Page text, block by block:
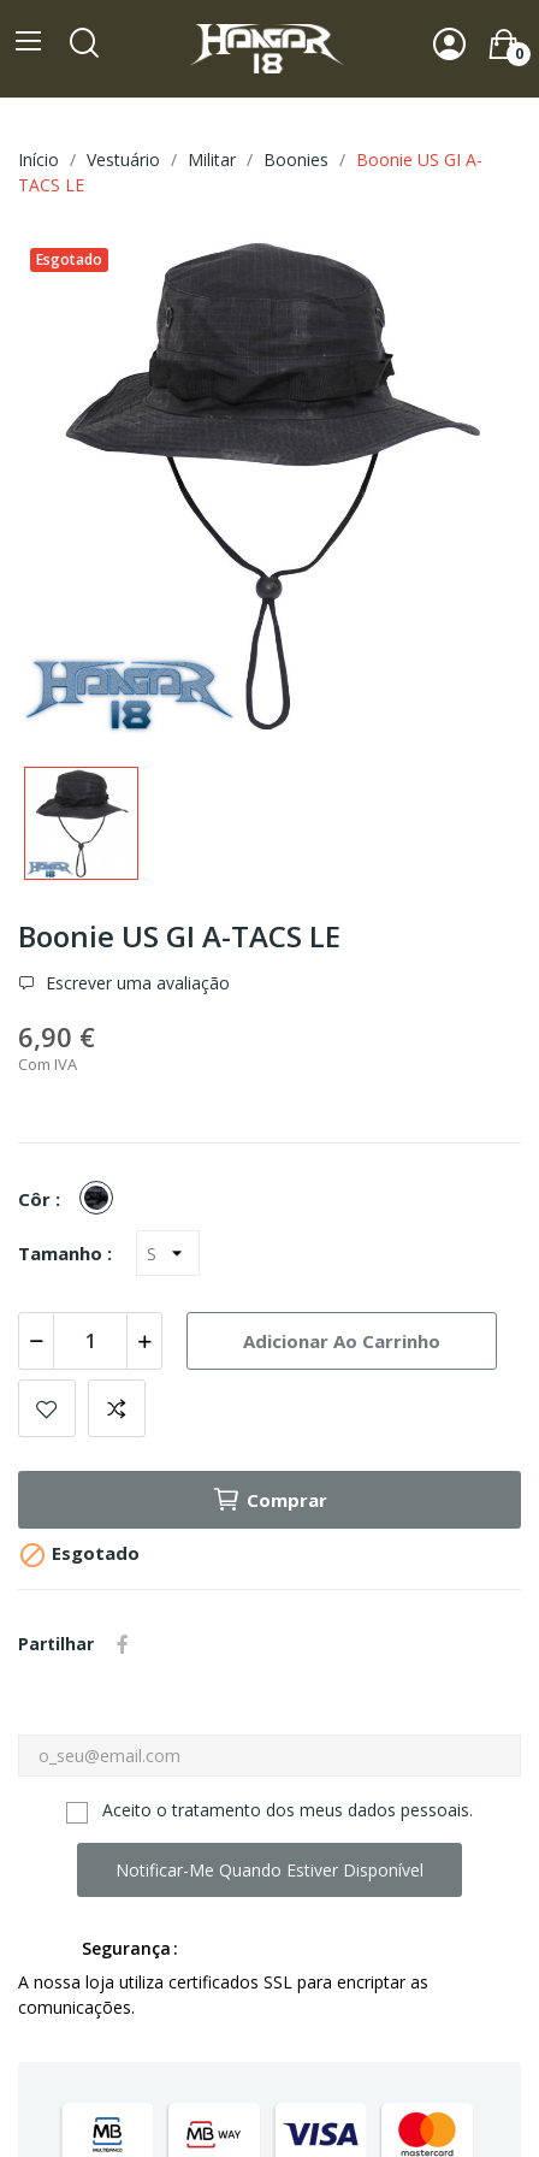
0
Início Vestuário Militar Boonies
Boonie US GI A-
TACS LE
Esgotado
Boonie US GI A-TACS LE
Escrever uma avaliação
6,90 €
Com IVA
Côr : A-
TACS
Tamanho :
Adicionar Ao Carrinho
Comprar
 Esgotado
Partilhar
Aceito o tratamento dos meus dados pessoais.
Notificar-Me Quando Estiver Disponível
Segurança
A nossa loja utiliza certificados SSL para encriptar as
comunicações.